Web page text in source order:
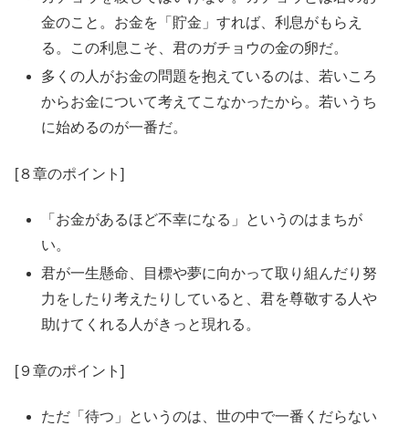
金のこと。お金を「貯金」すれば、利息がもらえ
る。この利息こそ、君のガチョウの金の卵だ。
多くの人がお金の問題を抱えているのは、若いころ
からお金について考えてこなかったから。若いうち
に始めるのが一番だ。
[８章のポイント]
「お金があるほど不幸になる」というのはまちが
い。
君が一生懸命、目標や夢に向かって取り組んだり努
力をしたり考えたりしていると、君を尊敬する人や
助けてくれる人がきっと現れる。
[９章のポイント]
ただ「待つ」というのは、世の中で一番くだらない